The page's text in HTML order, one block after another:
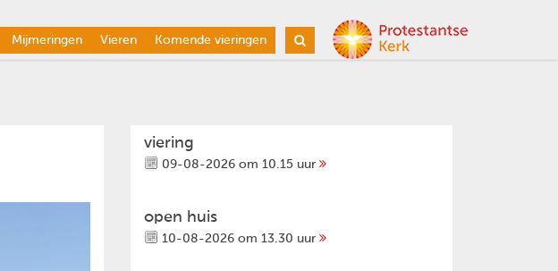
Mijmeringen Vieren Komende vieringen
viering
09-08-2026 om 10.15 uur
open huis
10-08-2026 om 13.30 uur